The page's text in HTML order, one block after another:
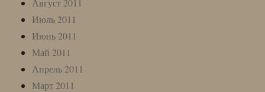
Август 2011
Июль 2011
Июнь 2011
Май 2011
Апрель 2011
Март 2011